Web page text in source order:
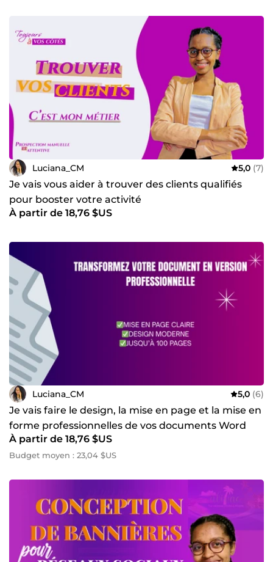
✔ Stratégie de contenu et accompagnement personnalisé
Chaque projet est réalisé avec rigueur, créativité et
professionnalisme, afin de vous proposer une
communication cohérente et de qualité. Je privilégie une
relation basée sur l'écoute, la réactivité et la confiance, afin
de vous offrir un accompagnement personnalisé et des
prestations adaptées à vos besoins. 📩 Vous avez un projet
ou une question ? N'hésitez pas à me contacter. Je serai
ravie d'échanger avec vous et de vous accompagner dans
le développement de votre présence sur les réseaux
Luciana_CM 5,0 (7)
Je vais vous aider à trouver des clients qualifiés
pour booster votre activité
À partir de 18,76 $US
Luciana_CM 5,0 (6)
Je vais faire le design, la mise en page et la mise en
forme professionnelles de vos documents Word
À partir de 18,76 $US
Budget moyen : 23,04 $US